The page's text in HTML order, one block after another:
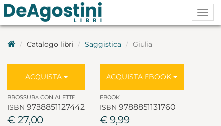
Catalogo libri Saggistica Giulia
ACQUISTA
BROSSURA CON ALETTE
ISBN 9788851127442
€ 27,00
ACQUISTA EBOOK
EBOOK
ISBN 9788851131760
€ 9,99